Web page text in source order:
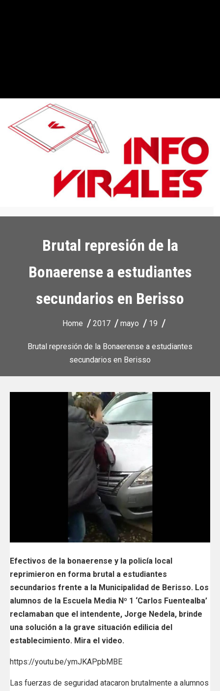
Brutal represión de la
Bonaerense a estudiantes
secundarios en Berisso
Home 2017 mayo 19
Brutal represión de la Bonaerense a estudiantes
secundarios en Berisso
Efectivos de la bonaerense y la policía local
reprimieron en forma brutal a estudiantes
secundarios frente a la Municipalidad de Berisso. Los
alumnos de la Escuela Media Nº 1 ‘Carlos Fuentealba’
reclamaban que el intendente, Jorge Nedela, brinde
una solución a la grave situación edilicia del
establecimiento. Mira el video.
https://youtu.be/ymJKAPpbMBE
Las fuerzas de seguridad atacaron brutalmente a alumnos